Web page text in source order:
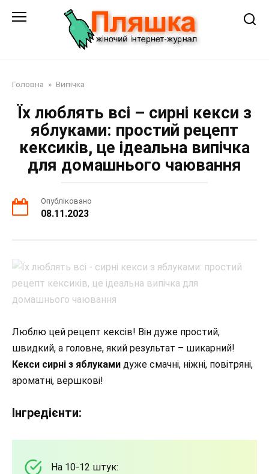
Головна » Випічка
Їх люблять всі – сирні кекси з
яблуками: простий рецепт
кексиків, це ідеальна випічка
для домашнього чаювання
Опубліковано
08.11.2023
Люблю цей рецепт кексів! Він дуже простий,
швидкий, а головне, який результат – шикарний!
Кекси сирні з яблуками дуже смачні, ніжні, повітряні,
ароматні, вершкові!
Інгредієнти:
На 10-12 штук: